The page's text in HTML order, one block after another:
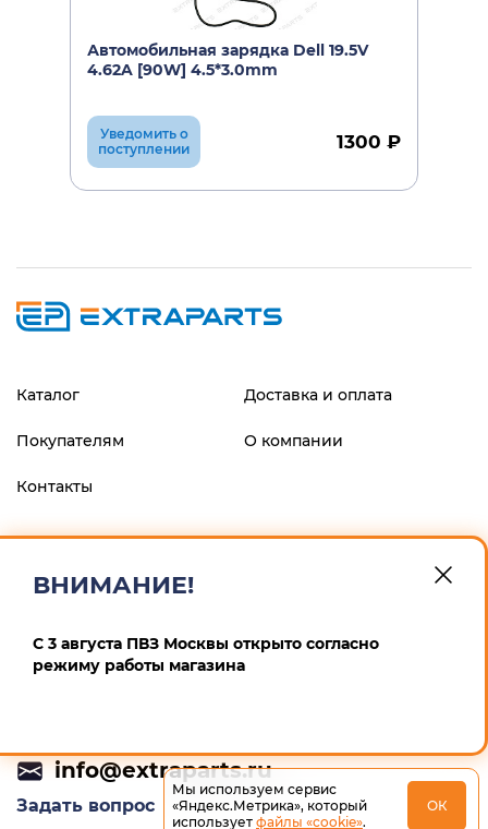
Автомобильная зарядка Dell 19.5V
4.62A [90W] 4.5*3.0mm
Уведомить о
поступлении
1300 ₽
Каталог Доставка и оплата
Покупателям О компании
Контакты
р/с 40802810900600008013 к/с 30101810145250000411 БИК
044525411 ИП Маскин Алексей Анатольевич ИНН
Политика конфиденциальности
info@extraparts.ru
Задать вопрос
Мы используем сервис
«Яндекс.Метрика», который
использует файлы «cookie».
ОК
ВНИМАНИЕ!
С 3 августа ПВЗ Москвы открыто согласно
режиму работы магазина